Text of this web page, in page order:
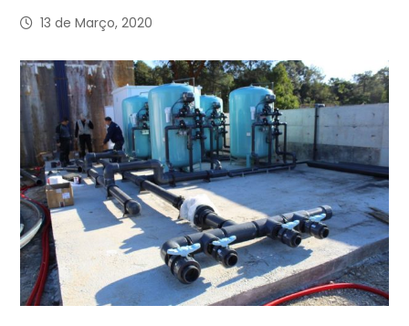
13 de Março, 2020